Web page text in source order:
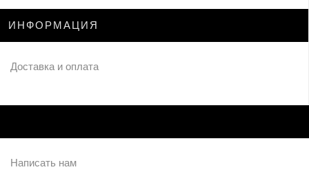
ИНФОРМАЦИЯ
Доставка и оплата
Написать нам